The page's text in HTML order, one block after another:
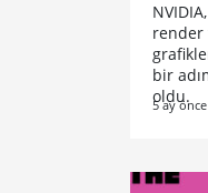
render
bir
oldu.
5 ay önce